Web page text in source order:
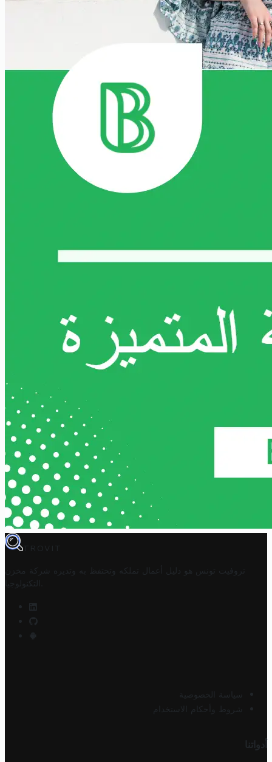
TROVIT
تروفيت تونس هو دليل أعمال تملكه وتحتفظ به وتديره
شركة مخزن
التكنولوجيا
سياسة الخصوصية
شروط وأحكام الاستخدام
أدواتنا